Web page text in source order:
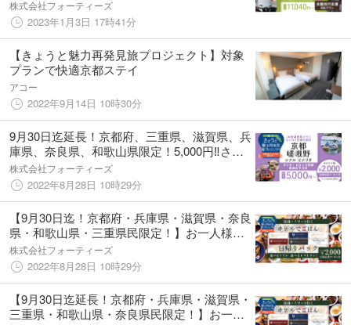
からご利用OK】
株式会社フォーティーズ
2023年1月3日 17時41分
【きょうと魅力再発見旅プロジェクト】対象
プランで快適京都ステイ
アコー
2022年9月14日 10時30分
9月30日迄延長！京都府、三重県、滋賀県、兵
庫県、奈良県、和歌山県限定！5,000円‼️さら
に2,000円クーポン付往復JRで行く京都嵯峨
野のホテルでランチ+トロッコ列車！ 保津川
舟下り付お得なパック
株式会社フォーティーズ
2022年8月28日 10時29分
【9月30日迄！京都府・兵庫県・滋賀県・奈良
県・和歌山県・三重県民限定！】お一人様
2,000円づつクーポン付4,200円で厳選したオ
ススメのお店で京料理や懐石料理+往復ハイヤ
ーパック
株式会社フォーティーズ
2022年8月28日 10時29分
【9月30日迄延長！京都府・兵庫県・滋賀県・
三重県・和歌山県・奈良県民限定！】お一人